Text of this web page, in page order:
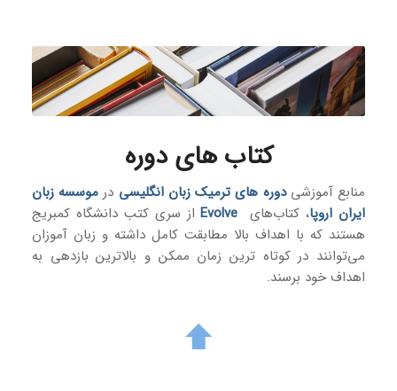
کتاب های دوره
منابع آموزشیدوره های ترمیک زبان انگلیسی در موسسه زبان
ایران اروپا، کتاب‌های Evolve از سری کتب دانشگاه کمبریج
هستند که با اهداف بالا مطابقت کامل داشته و زبان آموزان
می‌توانند در کوتاه ترین زمان ممکن و بالاترین بازدهی به
اهداف خود برسند.